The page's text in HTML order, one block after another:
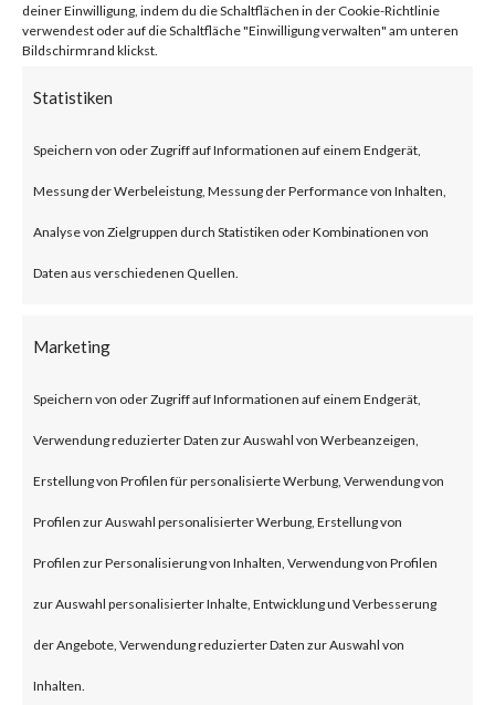
deiner Einwilligung, indem du die Schaltflächen in der Cookie-Richtlinie
verwendest oder auf die Schaltfläche "Einwilligung verwalten" am unteren
Bildschirmrand klickst.
Statistiken
Speichern von oder Zugriff auf Informationen auf einem Endgerät,
Messung der Werbeleistung, Messung der Performance von Inhalten,
Analyse von Zielgruppen durch Statistiken oder Kombinationen von
Daten aus verschiedenen Quellen.
Marketing
Speichern von oder Zugriff auf Informationen auf einem Endgerät,
Verwendung reduzierter Daten zur Auswahl von Werbeanzeigen,
Erstellung von Profilen für personalisierte Werbung, Verwendung von
Profilen zur Auswahl personalisierter Werbung, Erstellung von
Profilen zur Personalisierung von Inhalten, Verwendung von Profilen
zur Auswahl personalisierter Inhalte, Entwicklung und Verbesserung
der Angebote, Verwendung reduzierter Daten zur Auswahl von
Inhalten.
Citrix NetScaler Gateway,
previously known as Citrix
designed to provide secure and
optimized remote access.
What is the Attack?
According to the advisory
To be vulnerable, those products